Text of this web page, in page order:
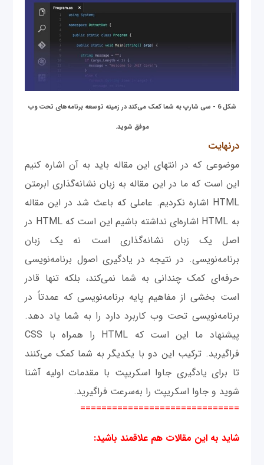
شکل 6 - سی شارپ به شما کمک می‌کند در زمینه توسعه برنامه‌های تحت وب
موفق شوید.
درنهایت
موضوعی که در انتهای این مقاله باید به آن اشاره کنیم
این است که ما در این مقاله به زبان نشانه‌گذاری ابرمتن
HTML اشاره نکردیم. عاملی که باعث شد در این مقاله
به HTML اشاره‌ای نداشته باشیم این است که HTML در
اصل یک زبان نشانه‌گذاری است نه یک زبان
برنامه‌نویسی. در نتیجه در یادگیری اصول برنامه‌نویسی
حرفه‌ای کمک چندانی به شما نمی‌کند، بلکه تنها قادر
است بخشی از مفاهیم پایه برنامه‌نویسی که عمدتاً در
برنامه‌نویسی تحت وب کاربرد دارد را به شما یاد دهد.
پیشنهاد ما این است که HTML را همراه با CSS
فراگیرید. ترکیب این دو با یکدیگر به شما کمک می‌کنند
تا برای یادگیری جاوا اسکریپت با مقدمات اولیه آشنا
شوید و جاوا اسکریپت را به‌سرعت فراگیرید.
==============================
شاید به این مقالات هم علاقمند باشید: